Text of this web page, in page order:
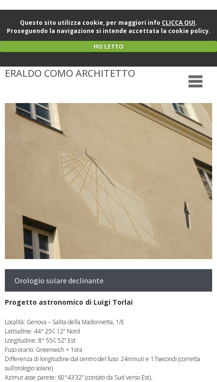
Questo sito utilizza cookie, per maggiori info CLICCA QUI.
Proseguendo la navigazione si intende accettata la cookie policy.
HO LETTO
ERALDO COMO ARCHITETTO
Orologio solare declinante
Progetto astronomico di Luigi Torlai
Località: Genova – Salita della Madonnetta, 1/E
Latitudine: 44° 25¢ 12” Nord
Longitudine: 8° 55¢ 52” Est
Fuso orario: Greenwich + 1ora
Differenza di longitudine dal centro del fuso: 24minuti e 17secondi (corretta
sull’orologio solare)
Azimut asse parete: 60°43’32” (contato da Sud verso Est).